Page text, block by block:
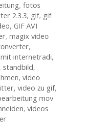
, fotos
2.3.3, gif, gif
, GIF AVI
, magix video
,
internetradi,
, standbild,
, video
, video zu gif,
mov
, videos